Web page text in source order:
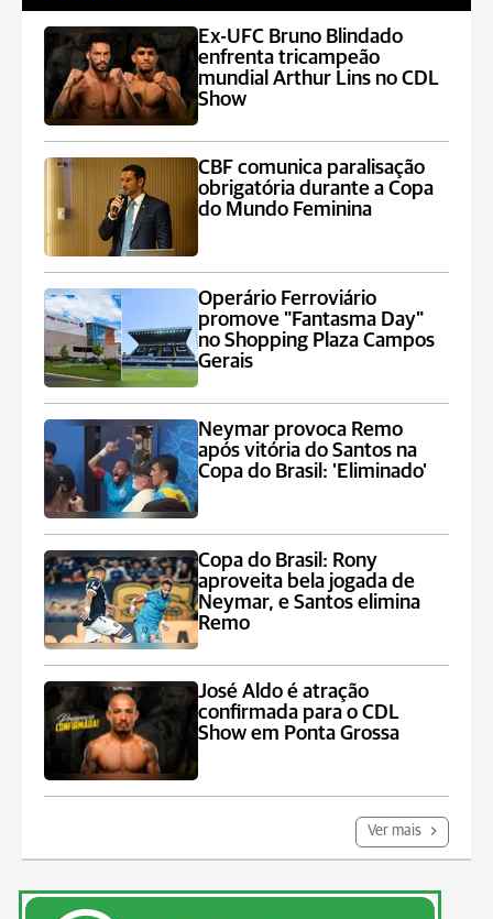
Ex-UFC Bruno Blindado
enfrenta tricampeão
mundial Arthur Lins no CDL
Show
CBF comunica paralisação
obrigatória durante a Copa
do Mundo Feminina
Operário Ferroviário
promove "Fantasma Day"
no Shopping Plaza Campos
Gerais
Neymar provoca Remo
após vitória do Santos na
Copa do Brasil: 'Eliminado'
Copa do Brasil: Rony
aproveita bela jogada de
Neymar, e Santos elimina
Remo
José Aldo é atração
confirmada para o CDL
Show em Ponta Grossa
Ver mais